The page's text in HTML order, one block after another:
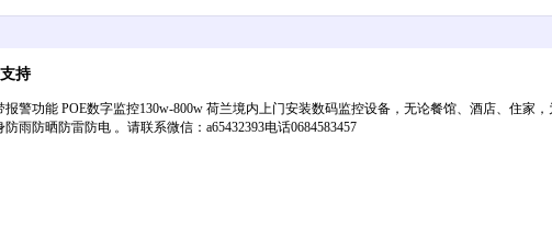
持
报警功能 POE数字监控130w-800w 荷兰境内上门安装数码监控设备，无论餐馆、酒店、住
雨防晒防雷防电 。请联系微信：a65432393电话0684583457